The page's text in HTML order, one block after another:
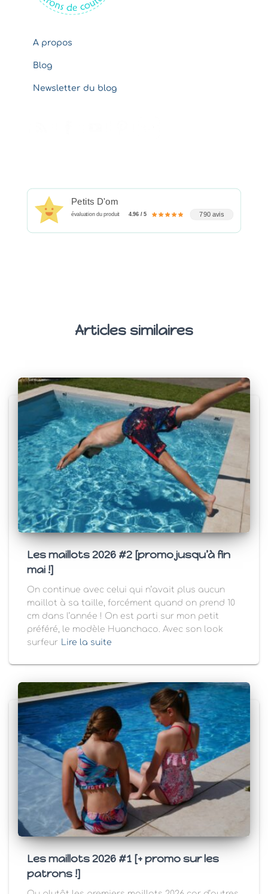
A propos
Blog
Newsletter du blog
Petits D'om
évaluation du produit 4.96 / 5 790 avis
Articles similaires
Les maillots 2026 #2 [promo jusqu’à fin
mai !]
On continue avec celui qui n’avait plus aucun
maillot à sa taille, forcément quand on prend 10
cm dans l’année ! On est parti sur mon petit
préféré, le modèle Huanchaco. Avec son look
surfeur
Lire la suite
Les maillots 2026 #1 [+ promo sur les
patrons !]